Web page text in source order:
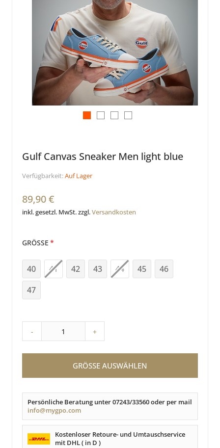
Gulf Canvas Sneaker Men light blue
Verfügbarkeit:Auf Lager
89,90 €
inkl. gesetzl. MwSt. zzgl.Versandkosten
GRÖSSE
40 41 42 43 44 45
46
47
- +
GRÖSSE AUSWÄHLEN
Persönliche Beratung unter 07243/33560 oder per mail
info@mygpo.com
Kostenloser Retoure- und Umtauschservice
mit DHL ( in D )